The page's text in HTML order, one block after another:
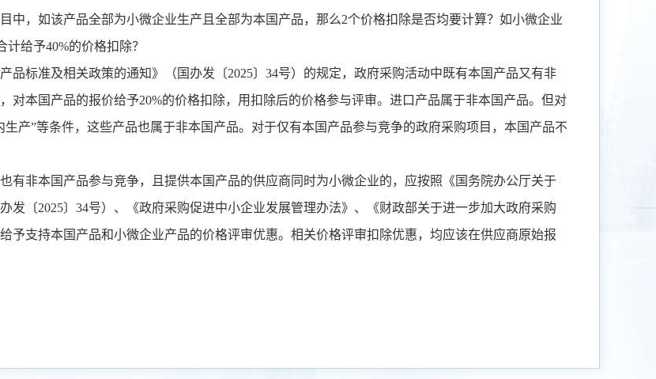
中，如该产品全部为小微企业生产且全部为本国产品，那么2个价格扣除是否均要计算？如小微企业
计给予40%的价格扣除？
品标准及相关政策的通知》（国办发〔2025〕 34号）的规定，政府采购活动中既有本国产品又有非
对本国产品的报价给予20%的价格扣除，用扣除后的价格参与评审。进口产品属于非本国产品。但对
生产”等条件，这些产品也属于非本国产品。对于仅有本国产品参与竞争的政府采购项目，本国产品不
有非本国产品参与竞争，且提供本国产品的供应商同时为小微企业的，应按照《国务院办公厅关于
发〔2025〕 34号）、《政府采购促进中小企业发展管理办法》、《财政部关于进一步加大政府采购
予支持本国产品和小微企业产品的价格评审优惠。相关价格评审扣除优惠，均应该在供应商原始报